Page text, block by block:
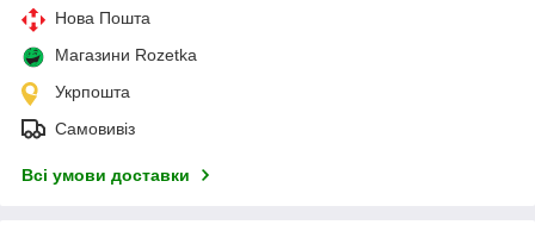
Нова Пошта
Магазини Rozetka
Укрпошта
Самовивіз
Всі умови доставки